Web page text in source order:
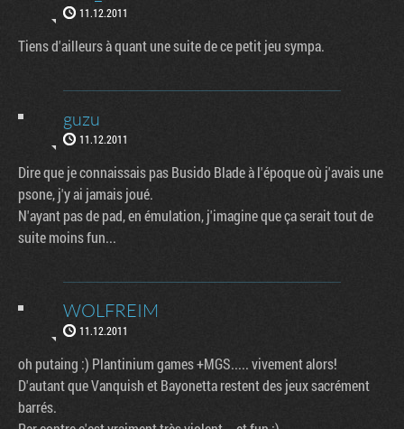
11.12.2011
Tiens d'ailleurs à quant une suite de ce petit jeu sympa.
guzu
11.12.2011
Dire que je connaissais pas Busido Blade à l'époque où j'avais une
psone, j'y ai jamais joué.
N'ayant pas de pad, en émulation, j'imagine que ça serait tout de
suite moins fun...
WOLFREIM
11.12.2011
oh putaing :) Plantinium games +MGS..... vivement alors!
D'autant que Vanquish et Bayonetta restent des jeux sacrément
barrés.